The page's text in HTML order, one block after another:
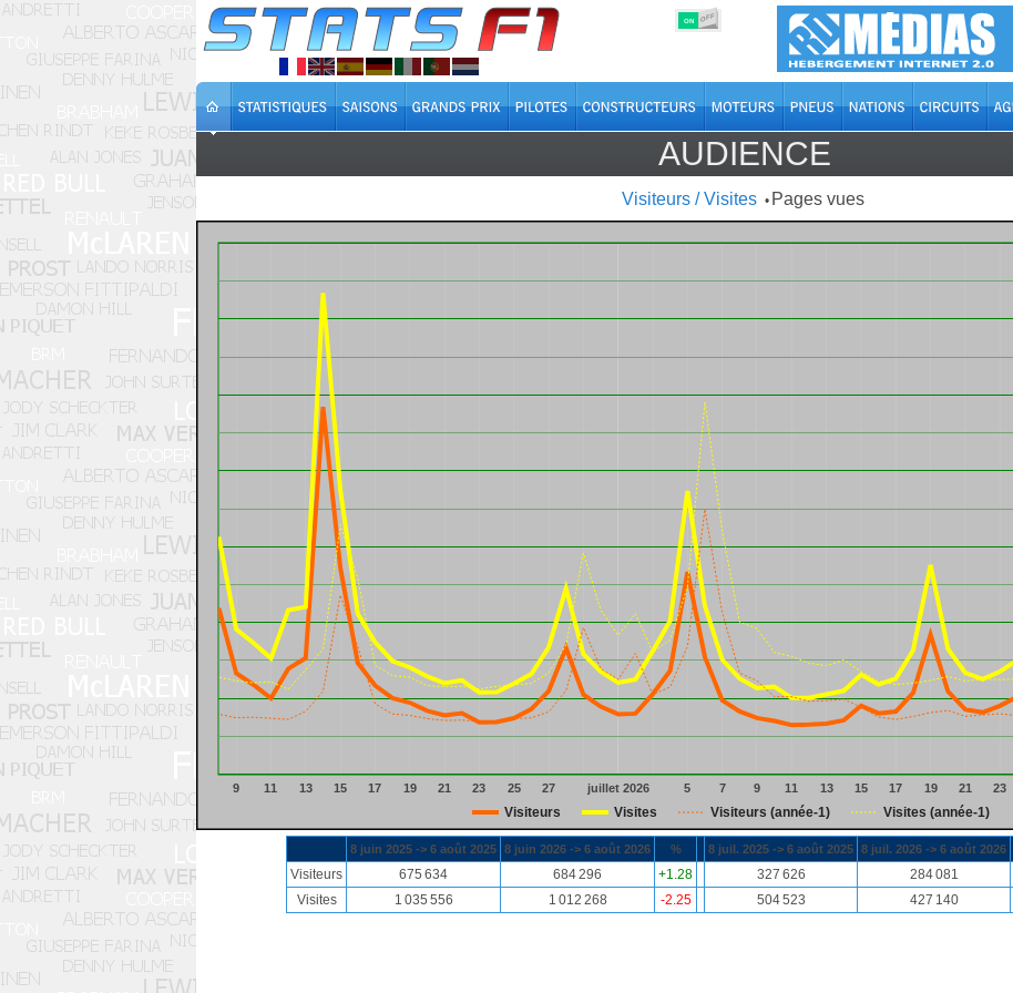
ON OFF
AUDIENCE
Visiteurs / Visites • Pages vues
Visiteurs Visites Visiteurs (année-1) Visites (année-1)
juillet 2026
9 11 13 15 17 19 21 23 25 27 5 7 9 11 13 15 17 19 21 23
8 juin 2025 -> 6 août 2025 8 juin 2026 -> 6 août 2026 % 8 juil. 2025 -> 6 août 2025 8 juil. 2026 -> 6 août 2026
Visiteurs 675 634 684 296 +1.28 327 626 284 081
Visites
1 035 556 1 012 268 -2.25 504 523 427 140